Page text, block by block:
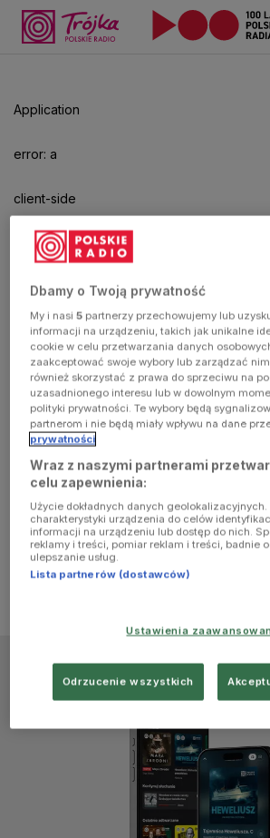
Application
error: a
client-side
exception
has
occurred
(see the
browser
console for
more
information)
Dbamy o Twoją prywatność
My i nasi5 partnerzy przechowujemy lub
informacji na urządzeniu, takich jak unikalne
cookie w celu przetwarzania danych
zaakceptować swoje wybory lub zarządzać
również skorzystać z prawa do sprzeciwu na
uzasadnionego interesu lub w dowolnym
polityki prywatności. Te wybory będą
partnerom i nie będą miały wpływu na dane
prywatności
Wraz z naszymi partnerami
celu zapewnienia:
Użycie dokładnych danych
charakterystyki urządzenia do celów
informacji na urządzeniu lub dostęp do nich.
reklamy i treści, pomiar reklam i treści, badnie
ulepszanie usług.
Lista partnerów (dostawców)
Ustawienia
Odrzucenie wszystkich